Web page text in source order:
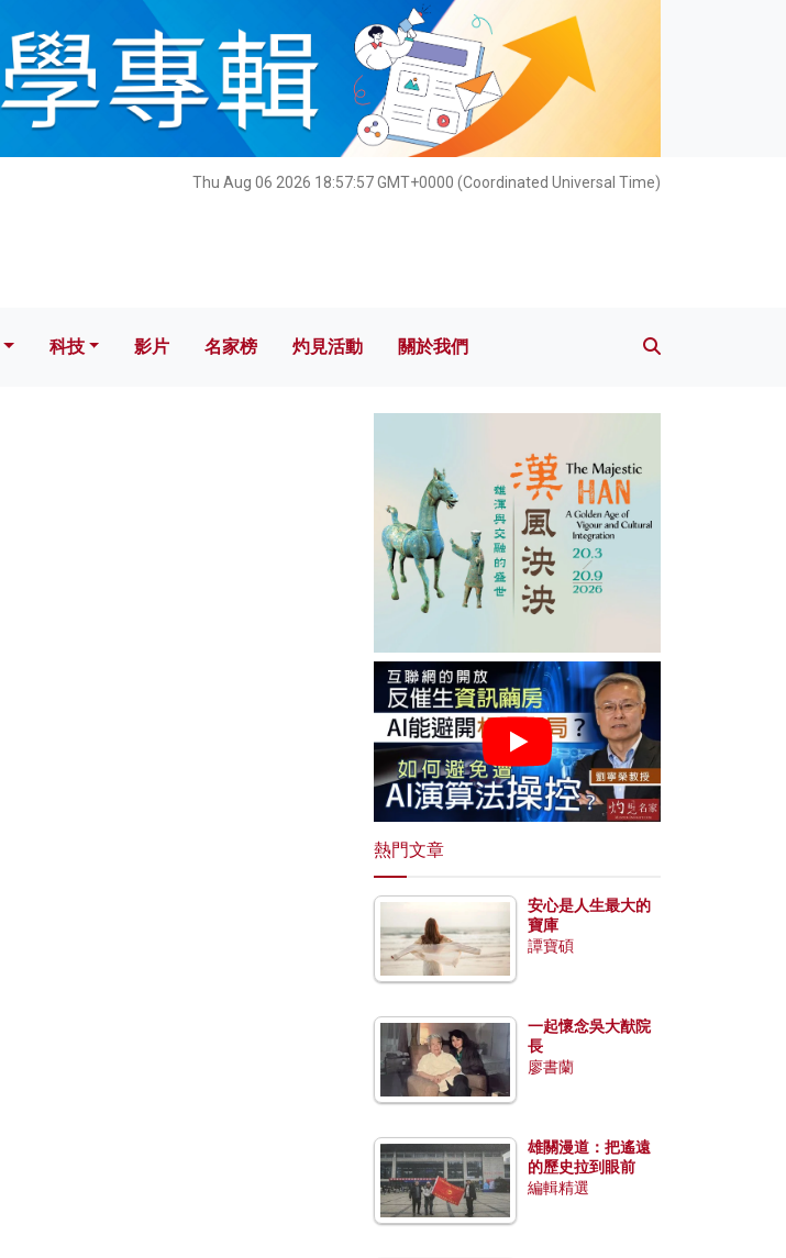
Thu Aug 06 2026 18:57:58 GMT+0000 (Coordinated Universal Time)
科技 影片 名家榜 灼見活動 關於我們
科技 影片 名家榜 灼見活動 關於我們
熱門文章
安心是人生最大的
寶庫
譚寶碩
一起懷念吳大猷院
長
廖書蘭
雄關漫道：把遙遠
的歷史拉到眼前
編輯精選